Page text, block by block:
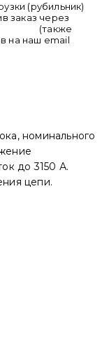
(рубильник)
заказ через
(также
на наш email
номинального
до 3150 А.
цепи.